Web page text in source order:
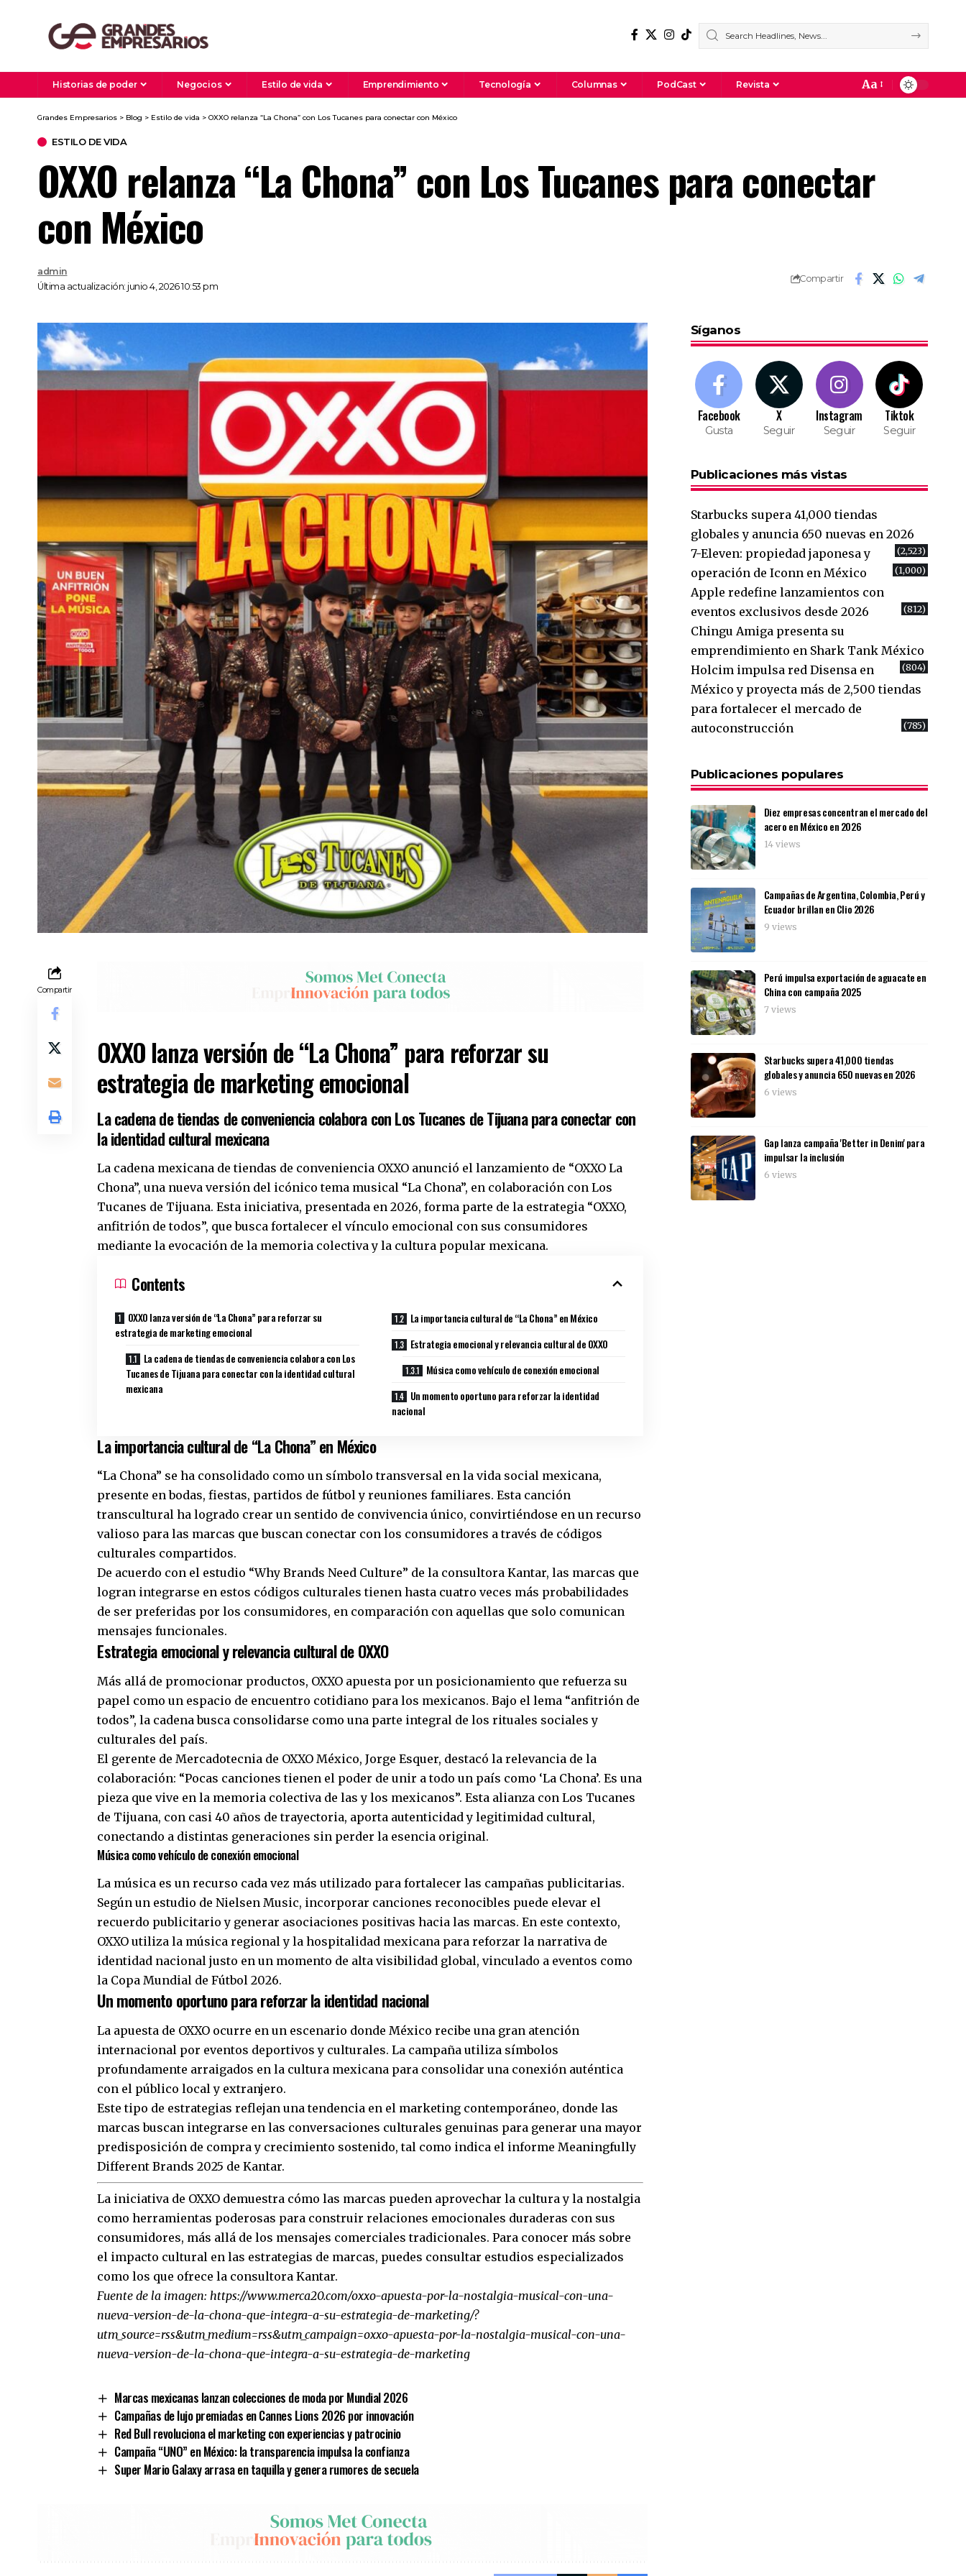
Historias de poder Negocios Estilo de vida Emprendimiento Tecnología Columnas PodCast Revista Aa
Grandes Empresarios > Blog > Estilo de vida > OXXO relanza “La Chona” con Los Tucanes para conectar con México
ESTILO DE VIDA
OXXO relanza “La Chona” con Los Tucanes para conectar
con México
Última actualización: junio 4, 2026 10:53 pm
admin
Compartir
Compartir
OXXO lanza versión de “La Chona” para reforzar su
estrategia de marketing emocional
La cadena de tiendas de conveniencia colabora con Los Tucanes de Tijuana para conectar con
la identidad cultural mexicana
La cadena mexicana de tiendas de conveniencia OXXO anunció el lanzamiento de “OXXO La
Chona”, una nueva versión del icónico tema musical “La Chona”, en colaboración con Los
Tucanes de Tijuana. Esta iniciativa, presentada en 2026, forma parte de la estrategia “OXXO,
anfitrión de todos”, que busca fortalecer el vínculo emocional con sus consumidores
mediante la evocación de la memoria colectiva y la cultura popular mexicana.
Contents
OXXO lanza versión de “La Chona” para reforzar su
estrategia de marketing emocional
La cadena de tiendas de conveniencia colabora con Los
Tucanes de Tijuana para conectar con la identidad cultural
mexicana
La importancia cultural de “La Chona” en México
Estrategia emocional y relevancia cultural de OXXO
Música como vehículo de conexión emocional
Un momento oportuno para reforzar la identidad
nacional
La importancia cultural de “La Chona” en México
“La Chona” se ha consolidado como un símbolo transversal en la vida social mexicana,
presente en bodas, fiestas, partidos de fútbol y reuniones familiares. Esta canción
transcultural ha logrado crear un sentido de convivencia único, convirtiéndose en un recurso
valioso para las marcas que buscan conectar con los consumidores a través de códigos
culturales compartidos.
De acuerdo con el estudio “Why Brands Need Culture” de la consultora Kantar, las marcas que
logran integrarse en estos códigos culturales tienen hasta cuatro veces más probabilidades
de ser preferidas por los consumidores, en comparación con aquellas que solo comunican
mensajes funcionales.
Estrategia emocional y relevancia cultural de OXXO
Más allá de promocionar productos, OXXO apuesta por un posicionamiento que refuerza su
papel como un espacio de encuentro cotidiano para los mexicanos. Bajo el lema “anfitrión de
todos”, la cadena busca consolidarse como una parte integral de los rituales sociales y
culturales del país.
El gerente de Mercadotecnia de OXXO México, Jorge Esquer, destacó la relevancia de la
colaboración: “Pocas canciones tienen el poder de unir a todo un país como ‘La Chona’. Es una
pieza que vive en la memoria colectiva de las y los mexicanos”. Esta alianza con Los Tucanes
de Tijuana, con casi 40 años de trayectoria, aporta autenticidad y legitimidad cultural,
conectando a distintas generaciones sin perder la esencia original.
Música como vehículo de conexión emocional
La música es un recurso cada vez más utilizado para fortalecer las campañas publicitarias.
Según un estudio de Nielsen Music, incorporar canciones reconocibles puede elevar el
recuerdo publicitario y generar asociaciones positivas hacia las marcas. En este contexto,
OXXO utiliza la música regional y la hospitalidad mexicana para reforzar la narrativa de
identidad nacional justo en un momento de alta visibilidad global, vinculado a eventos como
la Copa Mundial de Fútbol 2026.
Un momento oportuno para reforzar la identidad nacional
La apuesta de OXXO ocurre en un escenario donde México recibe una gran atención
internacional por eventos deportivos y culturales. La campaña utiliza símbolos
profundamente arraigados en la cultura mexicana para consolidar una conexión auténtica
con el público local y extranjero.
Este tipo de estrategias reflejan una tendencia en el marketing contemporáneo, donde las
marcas buscan integrarse en las conversaciones culturales genuinas para generar una mayor
predisposición de compra y crecimiento sostenido, tal como indica el informe Meaningfully
Different Brands 2025 de Kantar.
La iniciativa de OXXO demuestra cómo las marcas pueden aprovechar la cultura y la nostalgia
como herramientas poderosas para construir relaciones emocionales duraderas con sus
consumidores, más allá de los mensajes comerciales tradicionales. Para conocer más sobre
el impacto cultural en las estrategias de marcas, puedes consultar estudios especializados
como los que ofrece la consultora Kantar.
Fuente de la imagen: https://www.merca20.com/oxxo-apuesta-por-la-nostalgia-musical-con-una-
nueva-version-de-la-chona-que-integra-a-su-estrategia-de-marketing/?
utm_source=rss&utm_medium=rss&utm_campaign=oxxo-apuesta-por-la-nostalgia-musical-con-una-
nueva-version-de-la-chona-que-integra-a-su-estrategia-de-marketing
Marcas mexicanas lanzan colecciones de moda por Mundial 2026
Campañas de lujo premiadas en Cannes Lions 2026 por innovación
Red Bull revoluciona el marketing con experiencias y patrocinio
Campaña “UNO” en México: la transparencia impulsa la confianza
Super Mario Galaxy arrasa en taquilla y genera rumores de secuela
Síganos
Facebook
Gusta
X
Seguir
Instagram
Seguir
Tiktok
Seguir
Publicaciones más vistas
Starbucks supera 41,000 tiendas
globales y anuncia 650 nuevas en 2026
(2,523)
7-Eleven: propiedad japonesa y
operación de Iconn en México
(1,000)
Apple redefine lanzamientos con
eventos exclusivos desde 2026
(812)
Chingu Amiga presenta su
emprendimiento en Shark Tank México
(804)
Holcim impulsa red Disensa en
México y proyecta más de 2,500 tiendas
para fortalecer el mercado de
autoconstrucción
(785)
Publicaciones populares
Diez empresas concentran el mercado del
acero en México en 2026
14 views
Campañas de Argentina, Colombia, Perú y
Ecuador brillan en Clio 2026
9 views
Perú impulsa exportación de aguacate en
China con campaña 2025
7 views
Starbucks supera 41,000 tiendas
globales y anuncia 650 nuevas en 2026
6 views
Gap lanza campaña 'Better in Denim' para
impulsar la inclusión
6 views